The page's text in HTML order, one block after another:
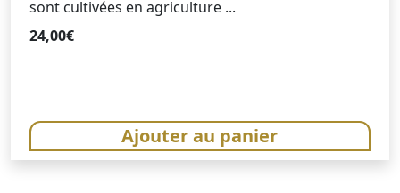
sont cultivées en agriculture ...
24,00€
Ajouter au panier